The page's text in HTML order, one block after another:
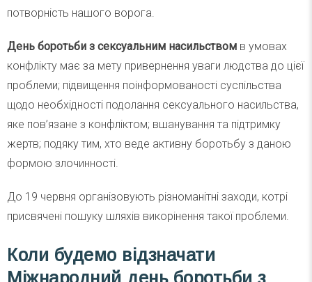
потворність нашого ворога.
День боротьби з сексуальним насильством в умовах
конфлікту має за мету привернення уваги людства до цієї
проблеми; підвищення поінформованості суспільства
щодо необхідності подолання сексуального насильства,
яке пов’язане з конфліктом; вшанування та підтримку
жертв; подяку тим, хто веде активну боротьбу з даною
формою злочинності.
До 19 червня організовують різноманітні заходи, котрі
присвячені пошуку шляхів викорінення такої проблеми.
Коли будемо відзначати
Міжнародний день боротьби з